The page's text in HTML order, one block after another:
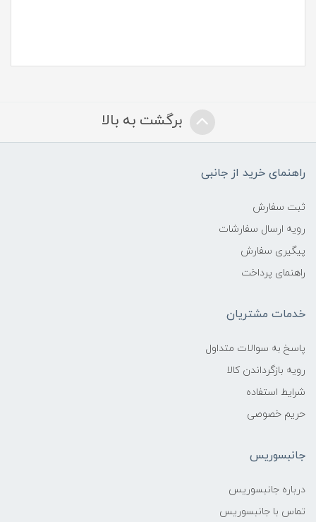
برگشت به بالا
راهنمای خرید از جانبی
ثبت سفارش
رویه ارسال سفارشات
پیگیری سفارش
راهنمای پرداخت
خدمات مشتریان
پاسخ به سوالات متداول
رویه بازگرداندن کالا
شرایط استفاده
حریم خصوصی
جانبسوریس
درباره جانبسوریس
تماس با جانبسوریس